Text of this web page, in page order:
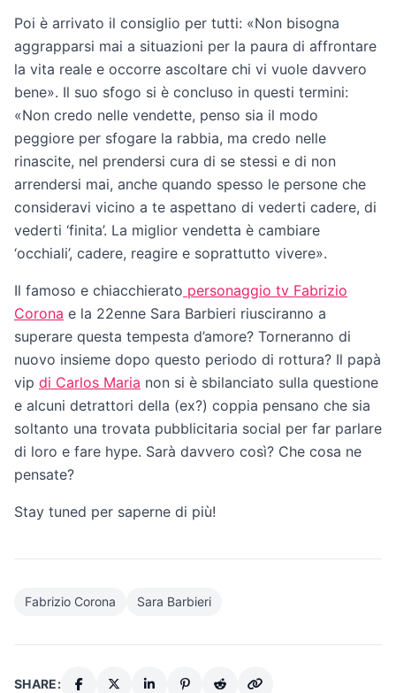
Poi è arrivato il consiglio per tutti: «Non bisogna
aggrapparsi mai a situazioni per la paura di affrontare
la vita reale e occorre ascoltare chi vi vuole davvero
bene». Il suo sfogo si è concluso in questi termini:
«Non credo nelle vendette, penso sia il modo
peggiore per sfogare la rabbia, ma credo nelle
rinascite, nel prendersi cura di se stessi e di non
arrendersi mai, anche quando spesso le persone che
consideravi vicino a te aspettano di vederti cadere, di
vederti ‘finita’. La miglior vendetta è cambiare
‘occhiali’, cadere, reagire e soprattutto vivere».
Il famoso e chiacchierato personaggio tv Fabrizio
Corona e la 22enne Sara Barbieri riusciranno a
superare questa tempesta d’amore? Torneranno di
nuovo insieme dopo questo periodo di rottura? Il papà
vip di Carlos Maria non si è sbilanciato sulla questione
e alcuni detrattori della (ex?) coppia pensano che sia
soltanto una trovata pubblicitaria social per far parlare
di loro e fare hype. Sarà davvero così? Che cosa ne
pensate?
Stay tuned per saperne di più!
Fabrizio Corona Sara Barbieri
SHARE: